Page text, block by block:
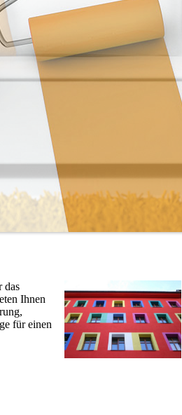
das
Ihnen
für einen